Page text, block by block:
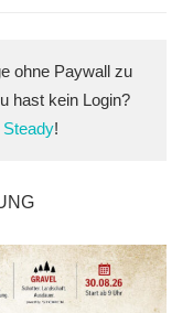
ohne Paywall zu
hast kein Login?
Steady!